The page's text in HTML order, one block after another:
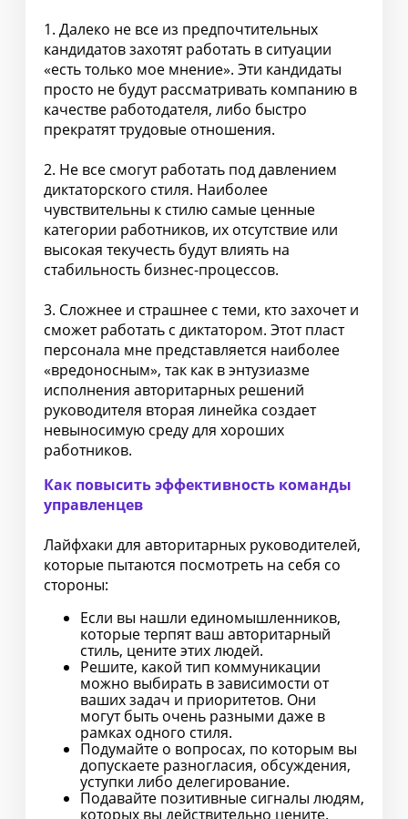
1. Далеко не все из предпочтительных
кандидатов захотят работать в ситуации
«есть только мое мнение». Эти кандидаты
просто не будут рассматривать компанию в
качестве работодателя, либо быстро
прекратят трудовые отношения.
2. Не все смогут работать под давлением
диктаторского стиля. Наиболее
чувствительны к стилю самые ценные
категории работников, их отсутствие или
высокая текучесть будут влиять на
стабильность бизнес-процессов.
3. Сложнее и страшнее с теми, кто захочет и
сможет работать с диктатором. Этот пласт
персонала мне представляется наиболее
«вредоносным», так как в энтузиазме
исполнения авторитарных решений
руководителя вторая линейка создает
невыносимую среду для хороших
работников.
Как повысить эффективность команды
управленцев
Лайфхаки для авторитарных руководителей,
которые пытаются посмотреть на себя со
стороны:
Если вы нашли единомышленников,
которые терпят ваш авторитарный
стиль, цените этих людей.
Решите, какой тип коммуникации
можно выбирать в зависимости от
ваших задач и приоритетов. Они
могут быть очень разными даже в
рамках одного стиля.
Подумайте о вопросах, по которым вы
допускаете разногласия, обсуждения,
уступки либо делегирование.
Подавайте позитивные сигналы людям,
которых вы действительно цените.